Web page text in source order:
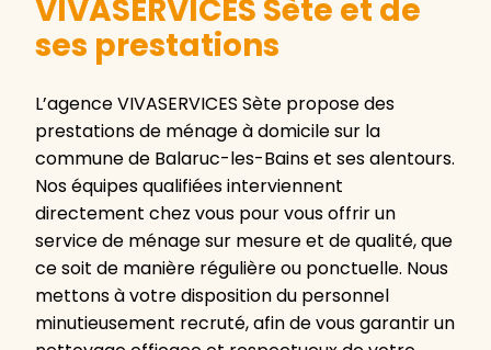
VIVASERVICES Sète et de
ses prestations
L’agence VIVASERVICES Sète propose des
prestations de ménage à domicile sur la
commune de Balaruc-les-Bains et ses alentours.
Nos équipes qualifiées interviennent
directement chez vous pour vous offrir un
service de ménage sur mesure et de qualité, que
ce soit de manière régulière ou ponctuelle. Nous
mettons à votre disposition du personnel
minutieusement recruté, afin de vous garantir un